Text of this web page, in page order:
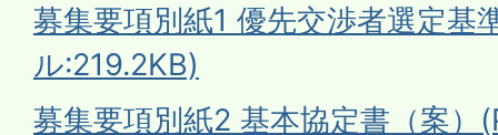
募集要項別紙1 優先交渉者選定基
ル:219.2KB)
募集要項別紙2 基本協定書（案）